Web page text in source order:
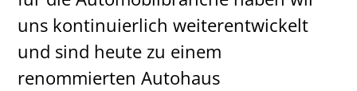
uns kontinuierlich weiterentwickelt
und sind heute zu einem
renommierten Autohaus